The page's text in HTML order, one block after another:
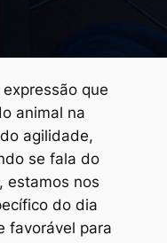
que
animal na
agilidade,
se fala do
estamos nos
do dia
favorável para